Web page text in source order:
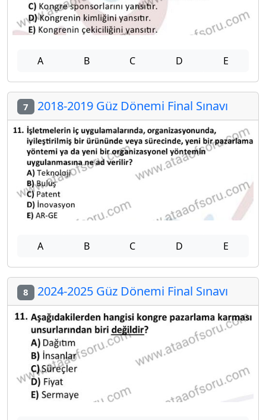
A B C D E
7 2018-2019 Güz Dönemi Final Sınavı
A B C D E
8 2024-2025 Güz Dönemi Final Sınavı